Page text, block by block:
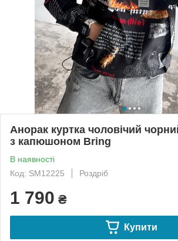
Анорак куртка чоловічий
з капюшоном Bring
В наявності
Код: SM12225
Роздріб
1 790 ₴
Купити